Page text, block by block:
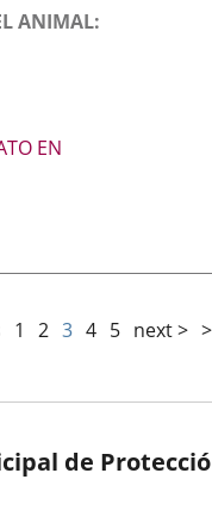
ANIMAL
EN
1 2 3 4 5 next >
de